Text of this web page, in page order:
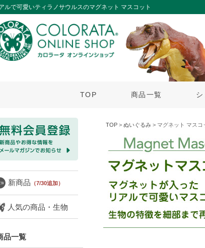
ルで可愛いティラノサウルスのマグネット マスコット
TOP 商品一覧
新商品 （7/30追加）
人気の商品・生物
品一覧
TOP > ぬいぐるみ > マグネット マスコ